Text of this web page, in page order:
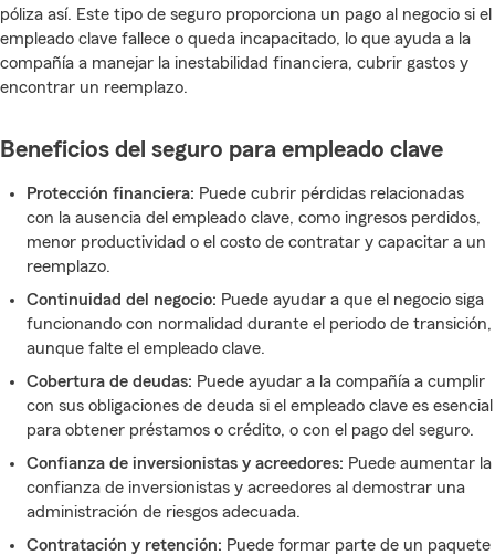
póliza así. Este tipo de seguro proporciona un pago al negocio si el
empleado clave fallece o queda incapacitado, lo que ayuda a la
compañía a manejar la inestabilidad financiera, cubrir gastos y
encontrar un reemplazo.
Beneficios del seguro para empleado clave
Protección financiera: Puede cubrir pérdidas relacionadas
con la ausencia del empleado clave, como ingresos perdidos,
menor productividad o el costo de contratar y capacitar a un
reemplazo.
Continuidad del negocio: Puede ayudar a que el negocio siga
funcionando con normalidad durante el periodo de transición,
aunque falte el empleado clave.
Cobertura de deudas: Puede ayudar a la compañía a cumplir
con sus obligaciones de deuda si el empleado clave es esencial
para obtener préstamos o crédito, o con el pago del seguro.
Confianza de inversionistas y acreedores: Puede aumentar la
confianza de inversionistas y acreedores al demostrar una
administración de riesgos adecuada.
Contratación y retención: Puede formar parte de un paquete